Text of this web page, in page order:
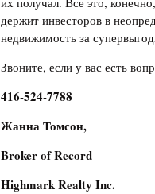
держит инвесторов в
недвижимость за
Звоните, если у вас есть
416-524-7788
Жанна Томсон,
Broker of Record
Highmark Realty Inc.